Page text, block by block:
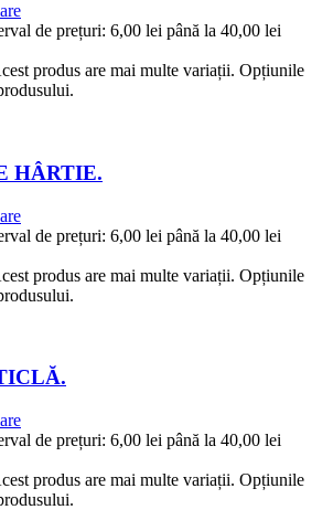
de prețuri: 6,00 lei până la 40,00 lei
produs are mai multe variații. Opțiunile
HÂRTIE.
de prețuri: 6,00 lei până la 40,00 lei
produs are mai multe variații. Opțiunile
de prețuri: 6,00 lei până la 40,00 lei
produs are mai multe variații. Opțiunile